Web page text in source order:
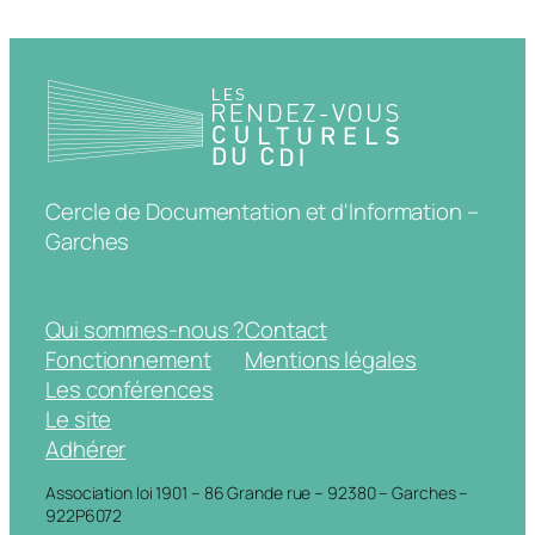
Cercle de Documentation et d'Information –
Garches
Qui sommes-nous ?
Fonctionnement
Les conférences
Le site
Adhérer
Contact
Mentions légales
Association loi 1901 – 86 Grande rue – 92380 – Garches –
922P6072